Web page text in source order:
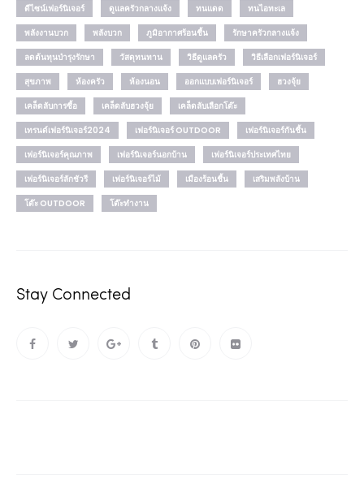
ดีไซน์เฟอร์นิเจอร์
ดูแลครัวกลางแจ้ง ทนแดด
ทนไอทะเล
พลังงานบวก
พลังบวก ภูมิอากาศร้อนชื้น
รักษาครัวกลางแจ้ง
ลดต้นทุนบำรุงรักษา
วัสดุทนทาน วิธีดูแลครัว
วิธีเลือกเฟอร์นิเจอร์
สุขภาพ
ห้องครัว ห้องนอน ออกแบบเฟอร์นิเจอร์
ฮวงจุ้ย
เคล็ดลับการซื้อ
เคล็ดลับฮวงจุ้ย
เคล็ดลับเลือกโต๊ะ
เทรนด์เฟอร์นิเจอร์2024
เฟอร์นิเจอร์ OUTDOOR
เฟอร์นิเจอร์กันชื้น
เฟอร์นิเจอร์คุณภาพ
เฟอร์นิเจอร์นอกบ้าน
เฟอร์นิเจอร์ประเทศไทย
เฟอร์นิเจอร์ลักชัวรี
เฟอร์นิเจอร์ไม้ เมืองร้อนชื้น
เสริมพลังบ้าน
โต๊ะ OUTDOOR
โต๊ะทำงาน
Stay Connected